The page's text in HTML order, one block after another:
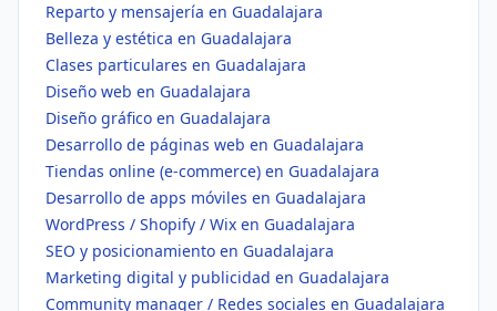
Reparto y mensajería en Guadalajara
Belleza y estética en Guadalajara
Clases particulares en Guadalajara
Diseño web en Guadalajara
Diseño gráfico en Guadalajara
Desarrollo de páginas web en Guadalajara
Tiendas online (e-commerce) en Guadalajara
Desarrollo de apps móviles en Guadalajara
WordPress / Shopify / Wix en Guadalajara
SEO y posicionamiento en Guadalajara
Marketing digital y publicidad en Guadalajara
Community manager / Redes sociales en Guadalajara